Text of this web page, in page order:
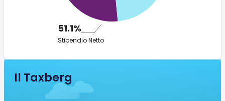
51.1%
Stipendio Netto
Il Taxberg